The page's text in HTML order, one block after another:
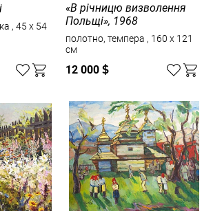
54
«В річницю визволення
Польщі», 1968
полотно, темпера , 160 x 121
см
12 000 $